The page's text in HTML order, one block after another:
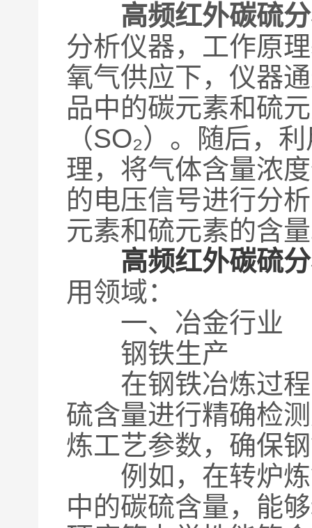
高频红外碳硫
分析仪器，工作原
氧气供应下，仪器
品中的碳元素和硫
（SO₂）。随后，
理，将气体含量浓
的电压信号进行分
元素和硫元素的含
高频红外碳硫
用领域：
一、冶金行业
钢铁生产
在钢铁冶炼过程
硫含量进行精确检
炼工艺参数，确保
例如，在转炉炼
中的碳硫含量，能